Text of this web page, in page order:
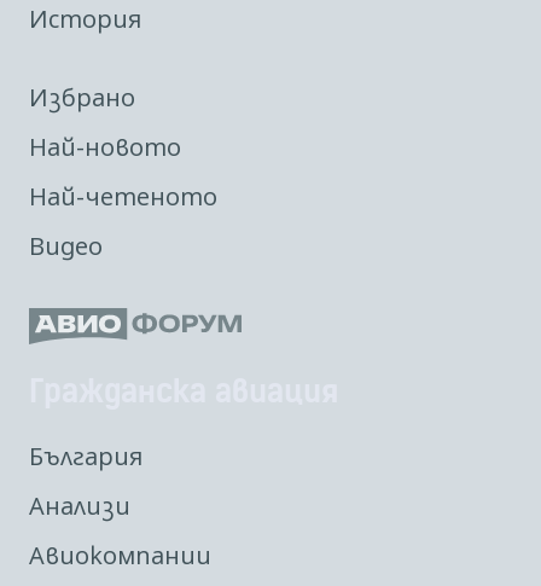
История
Избрано
Най-новото
Най-четеното
Видео
България
Анализи
Авиокомпании